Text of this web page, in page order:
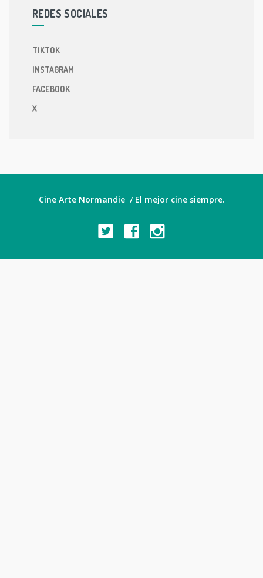
REDES SOCIALES
TIKTOK
INSTAGRAM
FACEBOOK
X
Cine Arte Normandie / El mejor cine siempre.